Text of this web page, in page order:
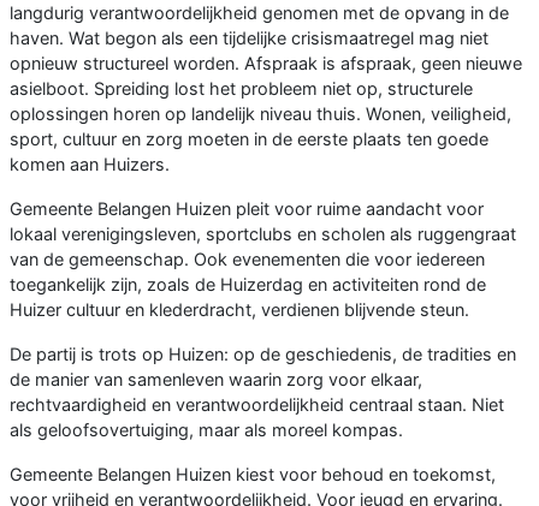
langdurig verantwoordelijkheid genomen met de opvang in de
haven. Wat begon als een tijdelijke crisismaatregel mag niet
opnieuw structureel worden. Afspraak is afspraak, geen nieuwe
asielboot. Spreiding lost het probleem niet op, structurele
oplossingen horen op landelijk niveau thuis. Wonen, veiligheid,
sport, cultuur en zorg moeten in de eerste plaats ten goede
komen aan Huizers.
Gemeente Belangen Huizen pleit voor ruime aandacht voor
lokaal verenigingsleven, sportclubs en scholen als ruggengraat
van de gemeenschap. Ook evenementen die voor iedereen
toegankelijk zijn, zoals de Huizerdag en activiteiten rond de
Huizer cultuur en klederdracht, verdienen blijvende steun.
De partij is trots op Huizen: op de geschiedenis, de tradities en
de manier van samenleven waarin zorg voor elkaar,
rechtvaardigheid en verantwoordelijkheid centraal staan. Niet
als geloofsovertuiging, maar als moreel kompas.
Gemeente Belangen Huizen kiest voor behoud en toekomst,
voor vrijheid en verantwoordelijkheid. Voor jeugd en ervaring.